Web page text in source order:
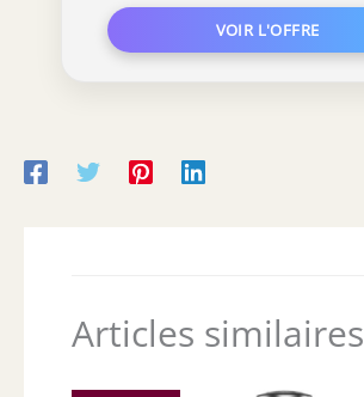
Articles similaires